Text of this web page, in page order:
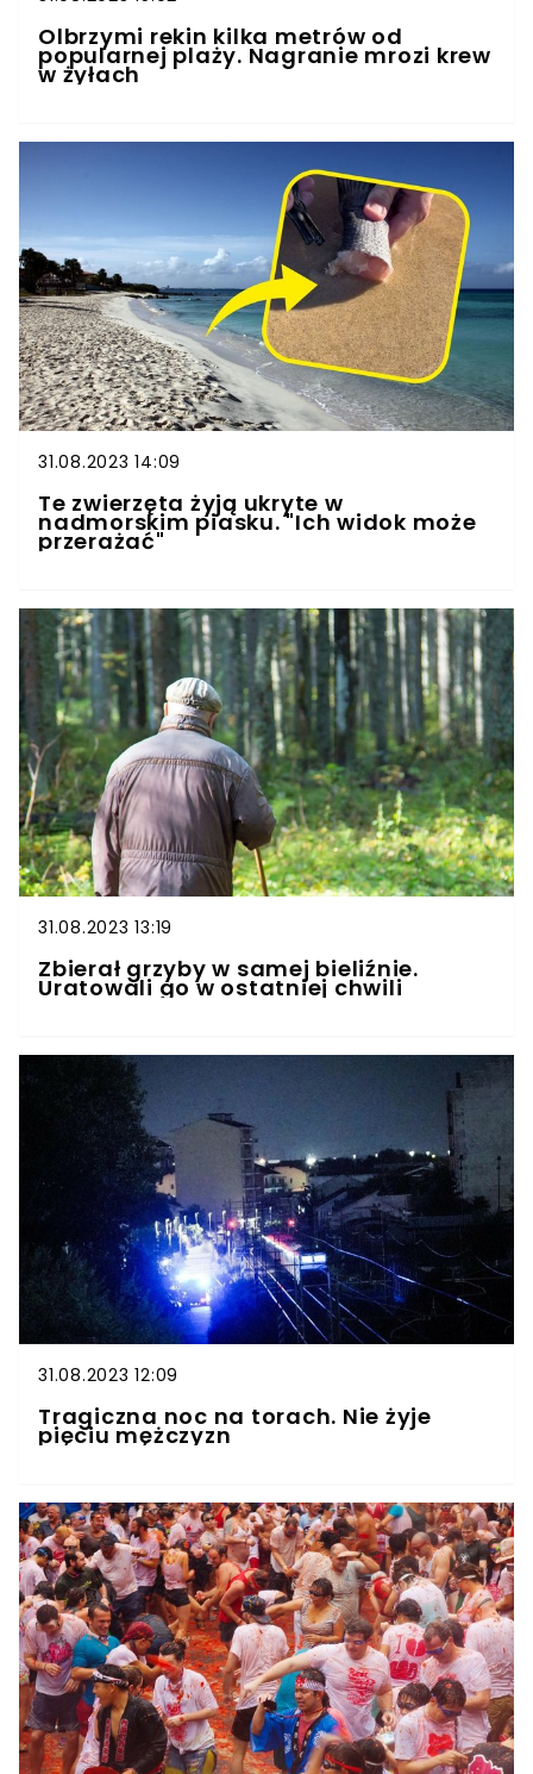
Olbrzymi rekin kilka metrów od
popularnej plaży. Nagranie mrozi krew
w żyłach
31.08.2023 14:09
Te zwierzęta żyją ukryte w
nadmorskim piasku. "Ich widok może
przerażać"
31.08.2023 13:19
Zbierał grzyby w samej bieliźnie.
Uratowali go w ostatniej chwili
31.08.2023 12:09
Tragiczna noc na torach. Nie żyje
pięciu mężczyzn